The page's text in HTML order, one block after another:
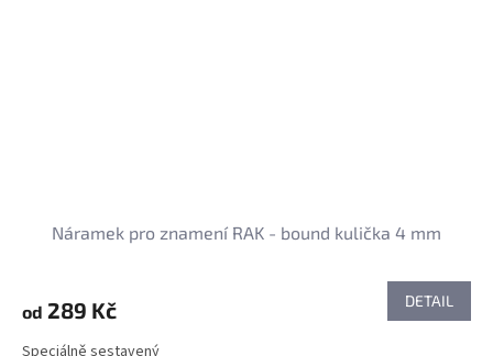
Náramek pro znamení RAK - bound kulička 4 mm
od 289 Kč DETAIL